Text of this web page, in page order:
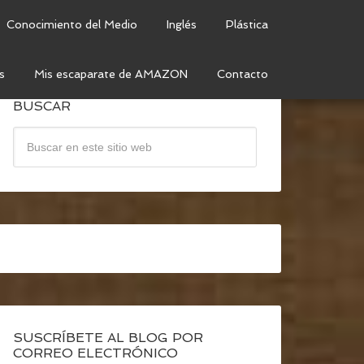
Conocimiento del Medio Inglés Plástica
Mis escaparate de AMAZON Contacto
BUSCAR
SUSCRÍBETE AL BLOG POR
CORREO ELECTRÓNICO